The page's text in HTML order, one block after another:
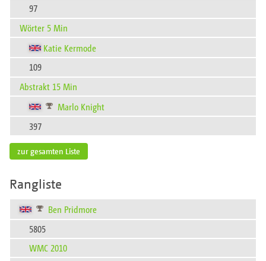
97
Wörter 5 Min
Katie Kermode
109
Abstrakt 15 Min
Marlo Knight
397
zur gesamten Liste
Rangliste
Ben Pridmore
5805
WMC 2010